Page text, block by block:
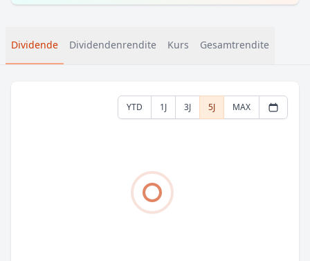
Dividende Dividendenrendite Kurs Gesamtrendite
YTD 1J 3J 5J MAX